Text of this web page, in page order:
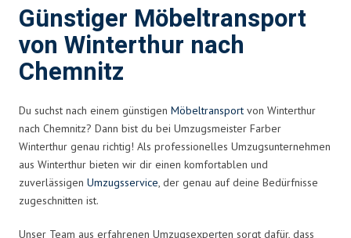
Günstiger Möbeltransport
von Winterthur nach
Chemnitz
Du suchst nach einem günstigen Möbeltransport von Winterthur
nach Chemnitz? Dann bist du bei Umzugsmeister Farber
Winterthur genau richtig! Als professionelles Umzugsunternehmen
aus Winterthur bieten wir dir einen komfortablen und
zuverlässigen Umzugsservice, der genau auf deine Bedürfnisse
zugeschnitten ist.
Unser Team aus erfahrenen Umzugsexperten sorgt dafür, dass